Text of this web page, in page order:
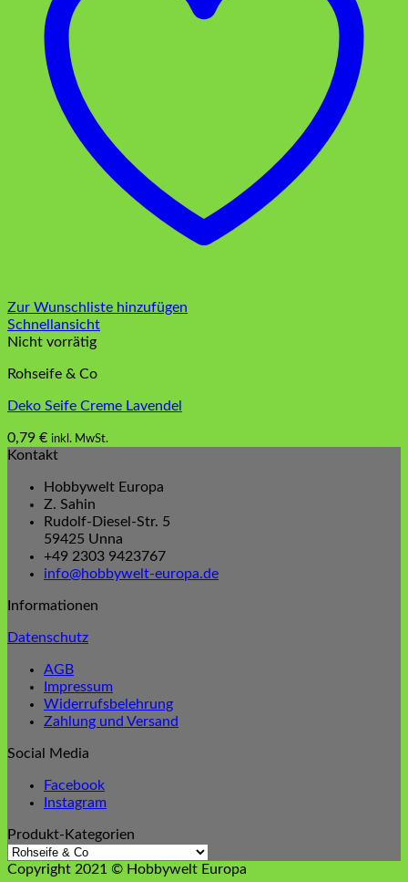
Zur Wunschliste hinzufügen
Schnellansicht
Nicht vorrätig
Rohseife & Co
Deko Seife Creme Lavendel
0,79 € inkl. MwSt.
Kontakt
Hobbywelt Europa
Z. Sahin
Rudolf-Diesel-Str. 5
59425 Unna
+49 2303 9423767
info@hobbywelt-europa.de
Informationen
Datenschutz
AGB
Impressum
Widerrufsbelehrung
Zahlung und Versand
Social Media
Facebook
Instagram
Produkt-Kategorien
Copyright 2021 © Hobbywelt Europa